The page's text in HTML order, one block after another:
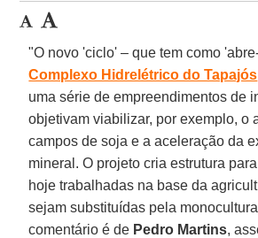
"O novo 'ciclo' – que tem como
Complexo Hidrelétrico do Tapajós
uma série de empreendimentos de
objetivam viabilizar, por exemplo, o
campos de soja e a aceleração da
mineral. O projeto cria estrutura
hoje trabalhadas na base da
sejam substituídas pela
comentário é de Pedro Martins,